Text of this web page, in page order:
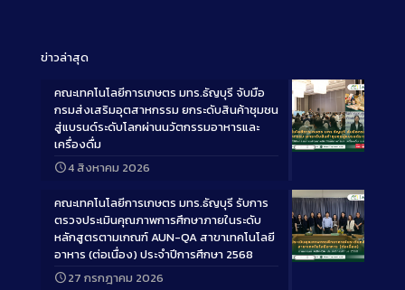
ข่าวล่าสุด
Long
คณะเทคโนโลยีการเกษตร มทร.ธัญบุรี จับมือ
กรมส่งเสริมอุตสาหกรรม ยกระดับสินค้าชุมชน
สู่แบรนด์ระดับโลกผ่านนวัตกรรมอาหารและ
เครื่องดื่ม
4 สิงหาคม 2026
Long
คณะเทคโนโลยีการเกษตร มทร.ธัญบุรี รับการ
ตรวจประเมินคุณภาพการศึกษาภายในระดับ
หลักสูตรตามเกณฑ์ AUN-QA สาขาเทคโนโลยี
อาหาร (ต่อเนื่อง) ประจำปีการศึกษา 2568
27 กรกฎาคม 2026